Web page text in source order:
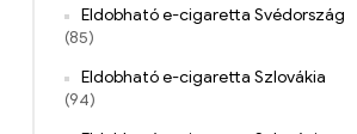
Eldobható e-cigaretta Svédország
(85)
Eldobható e-cigaretta Szlovákia
(94)